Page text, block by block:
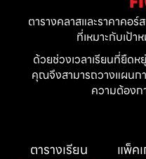
ตารางคลาสและราคาคอ
ที่เหมาะกับเป้
ด้วยช่วงเวลาเรียนที่ยืดห
คุณจึงสามารถวางแผนก
ความต้องก
ตารางเรียน แพ็ค